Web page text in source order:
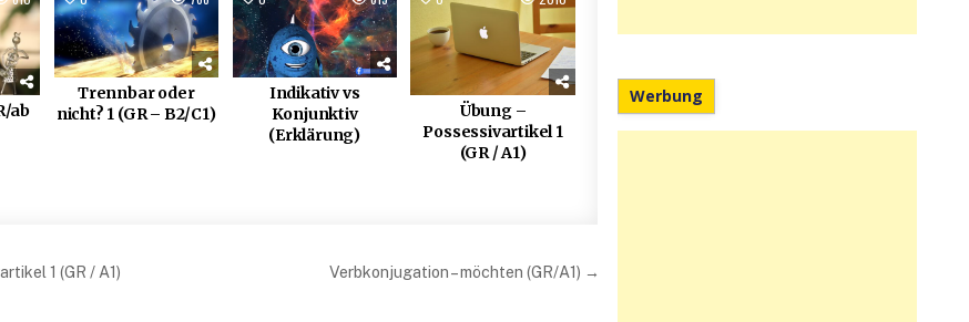
ab
Trennbar oder
nicht? 1 (GR – B2/C1)
Indikativ vs
Konjunktiv
(Erklärung)
Übung –
Possessivartikel 1
(GR / A1)
Verbkonjugation – möchten (GR/A1) →
1 (GR / A1)
Werbung